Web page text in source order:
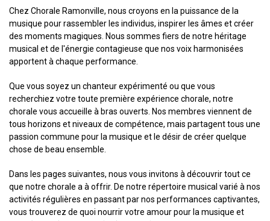
Chez Chorale Ramonville, nous croyons en la puissance de la
musique pour rassembler les individus, inspirer les âmes et créer
des moments magiques. Nous sommes fiers de notre héritage
musical et de l'énergie contagieuse que nos voix harmonisées
apportent à chaque performance.
Que vous soyez un chanteur expérimenté ou que vous
recherchiez votre toute première expérience chorale, notre
chorale vous accueille à bras ouverts. Nos membres viennent de
tous horizons et niveaux de compétence, mais partagent tous une
passion commune pour la musique et le désir de créer quelque
chose de beau ensemble.
Dans les pages suivantes, nous vous invitons à découvrir tout ce
que notre chorale a à offrir. De notre répertoire musical varié à nos
activités régulières en passant par nos performances captivantes,
vous trouverez de quoi nourrir votre amour pour la musique et